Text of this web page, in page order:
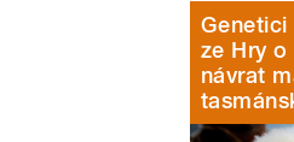
Genetici
ze Hry o
návrat